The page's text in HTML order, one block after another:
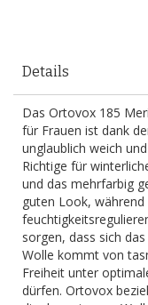
Details
Das Ortovox 185
für Frauen ist dank
unglaublich weich
Richtige für
und das mehrfarbig
guten Look,
sorgen, dass sich
Wolle kommt von
Freiheit unter
dürfen. Ortovox